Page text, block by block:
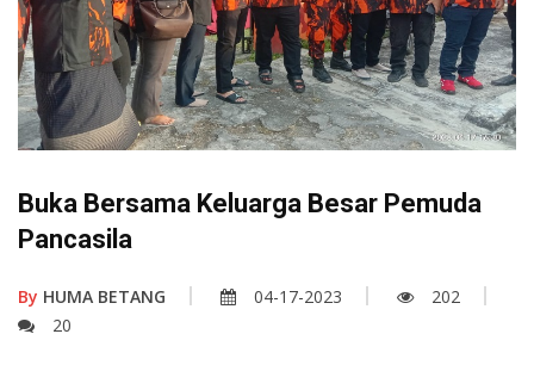
Buka Bersama Keluarga Besar Pemuda
Pancasila
By HUMA BETANG 04-17-2023
202
20